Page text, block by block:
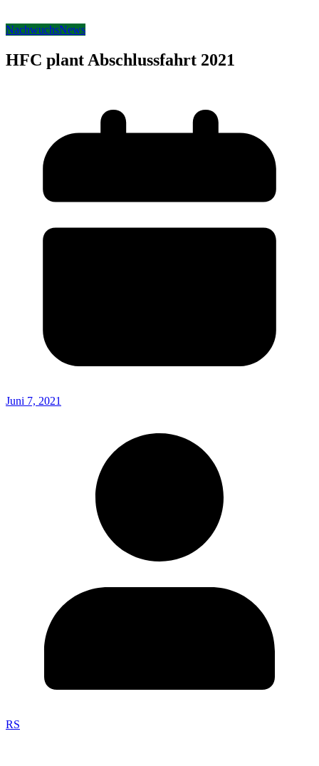
NachwuchsNews
HFC plant Abschlussfahrt 2021
Juni 7, 2021
RS